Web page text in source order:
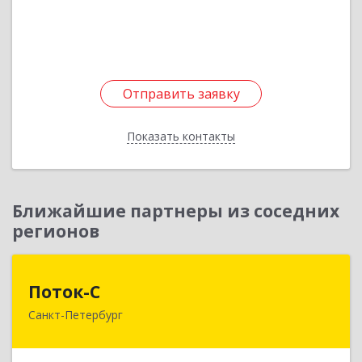
Отправить заявку
Показать контакты
Отправить заявку
Назад
Ближайшие партнеры из соседних
регионов
Поток-С
Санкт-Петербург
196240, Санкт-Петербург г, Пулковское ш, дом